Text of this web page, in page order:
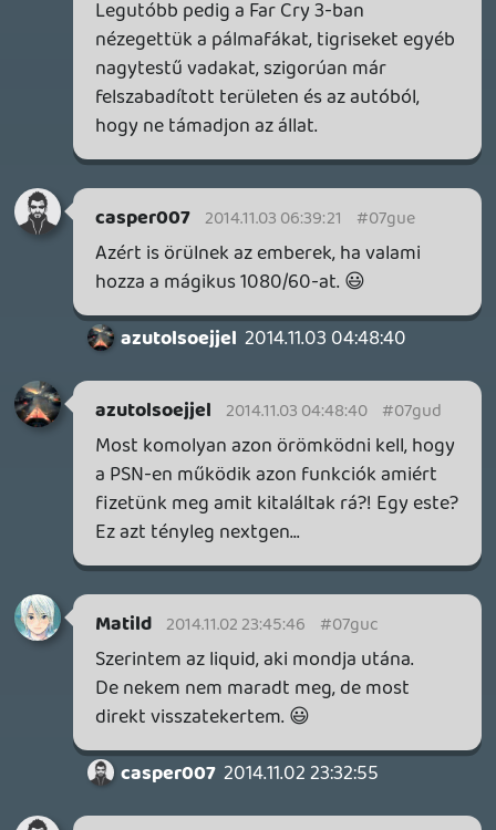
pakolják bele, ami eléggé nagy baromság,
annak aki sose vesz DLC-t, de a multiban
elvan az alap játékoknál.
Nah de amióta generáció váltás van...BF 4-
et lazán egy teljesen új játékot építettek
fel azzal a majd 20 gigás patch-jével, Dead
Rising 3 érzésem szerint szintén átesett
egy nagyobb hegesztésen. (nem létezik,
hogy az a három sztori DLC, ruhákkal meg
minden rajta legyen a patch-en. Ha mégis
akkor fákk juh Capcom)
De új Wolfinál is dobtam egy hátast. "Ó jön
egy patch, nocsak máris? Biztos csak ilyen
kis hibákat ja...majdnem 12 giga???? WTF?"
fozelek 2014.11.01 15:28:39 #07gtz
Nekem még egyszer sem fagyott ki, sem
patch előtt, sem patch után. Átmeneti
probléma lehetett nálad.
shearer 2014.11.01 11:55:12
Sajnos a PS4-es Lords of the Fallen is öt
gigás patch-csel indít, és ennek ellenére
kifagyott az első percben. Van még rajta
mit csiszolni. 😞
(amúgy maga a játék jó)
dreampage 2014.11.01 10:16:35 #07gtx
Köszi. 🙂